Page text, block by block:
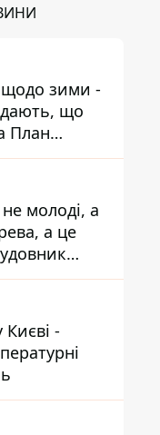
зими -
що
План
молоді, а
а це
-